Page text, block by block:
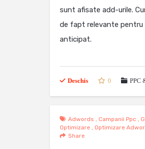
sunt afisate add-urile.
de fapt relevante pentru
anticipat.
Deschis 0 PPC
Adwords , Campanii Ppc ,
Optimizare , Optimizare
Share